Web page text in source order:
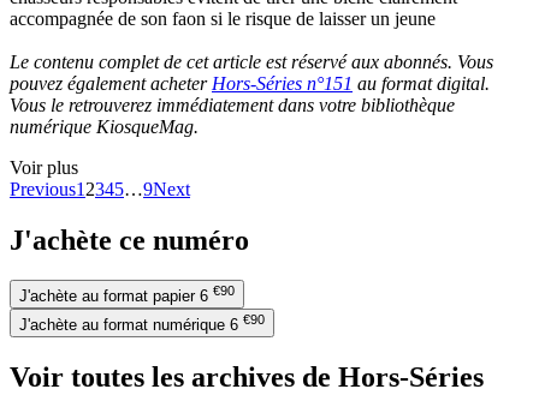
accompagnée de son faon si le risque de laisser un jeune
Le contenu complet de cet article est réservé aux abonnés. Vous
pouvez également acheter Hors-Séries n°151 au format digital.
Vous le retrouverez immédiatement dans votre bibliothèque
numérique KiosqueMag.
Voir plus
Previous1 2345…9Next
J'achète ce numéro
J'achète au format papier 6 €90
J'achète au format numérique 6 €90
Voir toutes les archives de Hors-Séries